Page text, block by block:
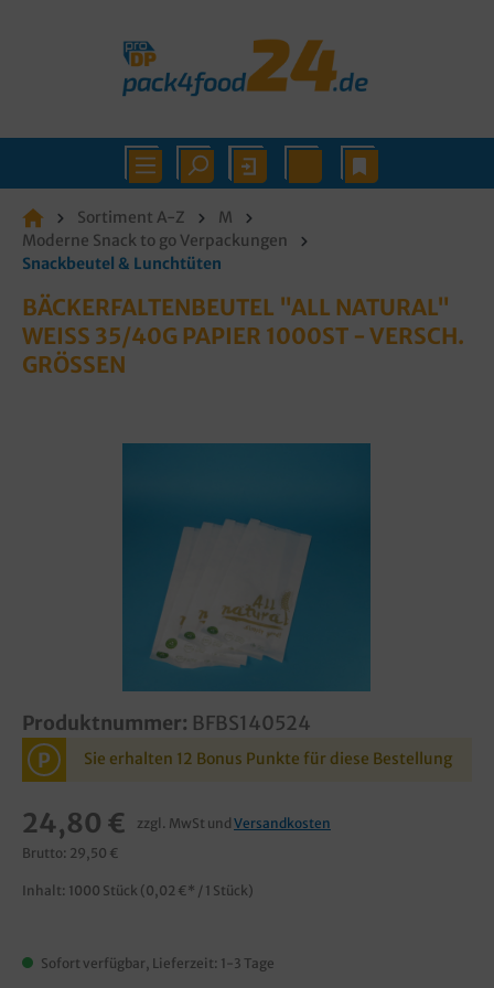
Sortiment A-Z
M
Moderne Snack to go Verpackungen
Snackbeutel & Lunchtüten
BÄCKERFALTENBEUTEL "ALL NATURAL"
WEISS 35/40G PAPIER 1000ST - VERSCH. G
RÖSSEN
Produktnummer: BFBS140524
P Sie erhalten 12 Bonus Punkte für diese Bestellung
24,80 € zzgl. MwSt und Versandkosten
Brutto: 29,50 €
Inhalt: 1000 Stück (0,02 €* / 1 Stück)
Sofort verfügbar, Lieferzeit: 1-3 Tage